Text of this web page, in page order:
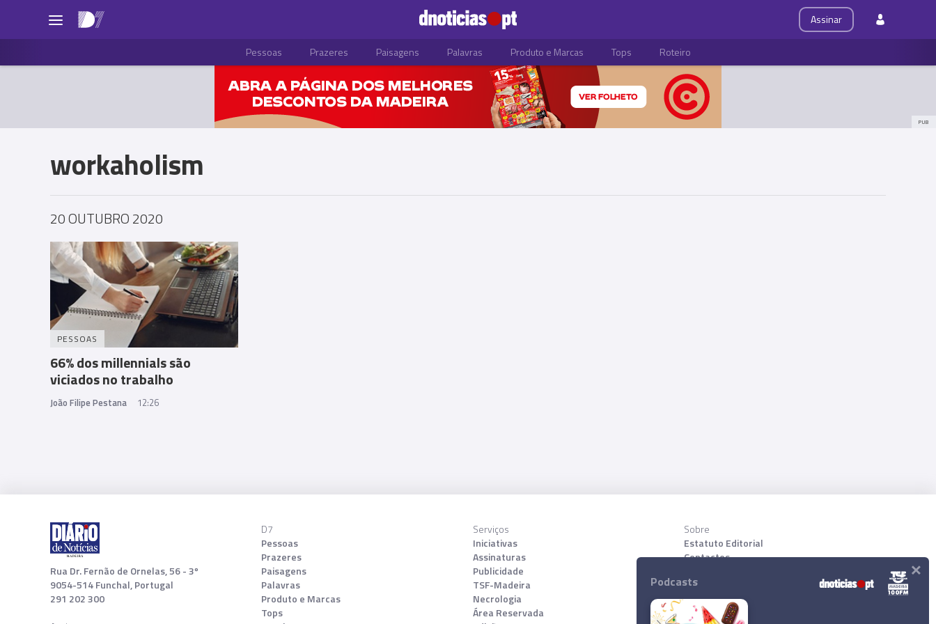
Assinar
Pessoas Prazeres Paisagens Palavras Produto e Marcas Tops Roteiro
PUB
workaholism
20 OUTUBRO 2020
PESSOAS
66% dos millennials são
viciados no trabalho
João Filipe Pestana 12:26
Rua Dr. Fernão de Ornelas, 56 - 3º
9054-514 Funchal, Portugal
291 202 300
D7
Pessoas
Prazeres
Paisagens
Palavras
Produto e Marcas
Tops
Serviços
Iniciativas
Assinaturas
Publicidade
TSF-Madeira
Necrologia
Área Reservada
Sobre
Estatuto Editorial
Contactos
Download App
Podcasts ×